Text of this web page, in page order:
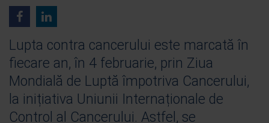
Lupta contra cancerului este marcată în
fiecare an, în 4 februarie, prin Ziua
Mondială de Luptă împotriva Cancerului,
la inițiativa Uniunii Internaționale de
Control al Cancerului. Astfel, se